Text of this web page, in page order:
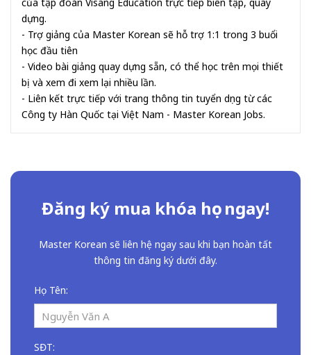
dựng.
- Trợ giảng của Master Korean sẽ hỗ trợ 1:1 trong 3 buổi
học đầu tiên
- Video bài giảng quay dựng sẵn, có thể học trên mọi thiết
bị và xem đi xem lại nhiều lần.
- Liên kết trực tiếp với trang thông tin tuyển dụng từ các
Công ty Hàn Quốc tại Việt Nam - Master Korean Jobs.
Đăng ký mua khóa học ngay!
Master Korean sẽ liên hệ ngay sau khi bạn hoàn tất
thông tin đăng ký dưới đây.
Họ Tên:
SĐT: